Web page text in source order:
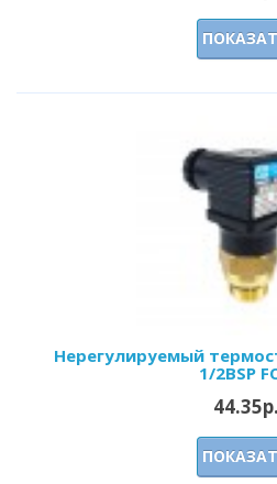
Нерегулируемый
1/2BSP
44.35р.